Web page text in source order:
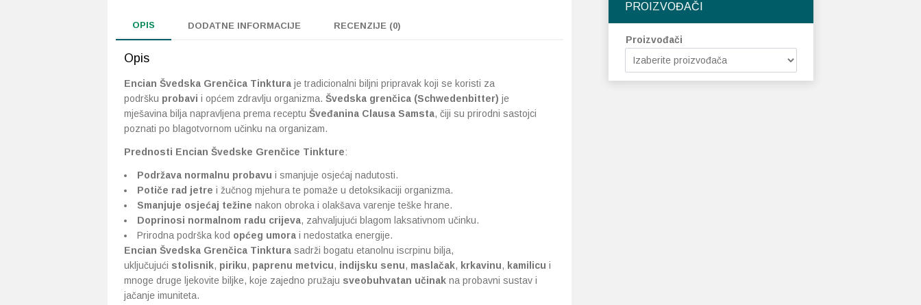
PROIZVOĐAČI
Proizvođači
OPIS DODATNE INFORMACIJE RECENZIJE (0)
Opis
Encian Švedska Grenčica Tinktura je tradicionalni biljni pripravak koji se koristi za
podršku probavi i općem zdravlju organizma. Švedska grenčica (Schwedenbitter) je
mješavina bilja napravljena prema receptu Šveđanina Clausa Samsta, čiji su prirodni sastojci
poznati po blagotvornom učinku na organizam.
Prednosti Encian Švedske Grenčice Tinkture:
Podržava normalnu probavu i smanjuje osjećaj nadutosti.
Potiče rad jetre i žučnog mjehura te pomaže u detoksikaciji organizma.
Smanjuje osjećaj težine nakon obroka i olakšava varenje teške hrane.
Doprinosi normalnom radu crijeva, zahvaljujući blagom laksativnom učinku.
Prirodna podrška kod općeg umora i nedostatka energije.
Encian Švedska Grenčica Tinktura sadrži bogatu etanolnu iscrpinu bilja,
uključujući stolisnik, piriku, paprenu metvicu, indijsku senu, maslačak, krkavinu, kamilicu i
mnoge druge ljekovite biljke, koje zajedno pružaju sveobuhvatan učinak na probavni sustav i
jačanje imuniteta.